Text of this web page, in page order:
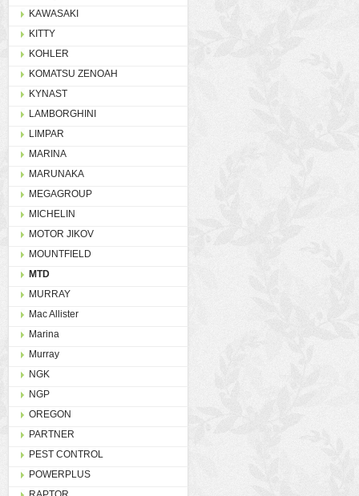
KAWASAKI
KITTY
KOHLER
KOMATSU ZENOAH
KYNAST
LAMBORGHINI
LIMPAR
MARINA
MARUNAKA
MEGAGROUP
MICHELIN
MOTOR JIKOV
MOUNTFIELD
MTD
MURRAY
Mac Allister
Marina
Murray
NGK
NGP
OREGON
PARTNER
PEST CONTROL
POWERPLUS